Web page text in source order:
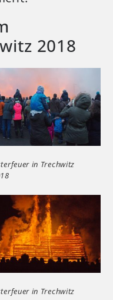
2018
in Trechwitz
in Trechwitz